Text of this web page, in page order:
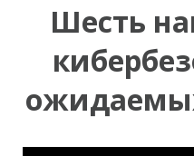
Шесть